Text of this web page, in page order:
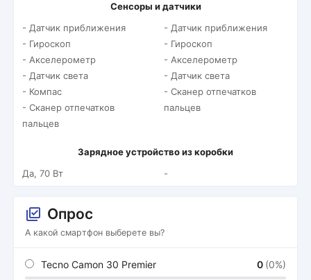
Сенсоры и датчики
- Датчик приближения
- Гироскоп
- Акселерометр
- Датчик света
- Компас
- Сканер отпечатков
пальцев
- Датчик приближения
- Гироскоп
- Акселерометр
- Датчик света
- Сканер отпечатков
пальцев
Зарядное устройство из коробки
Да, 70 Вт
-
Опрос
А какой смартфон выберете вы?
Tecno Camon 30 Premier 0 (0%)